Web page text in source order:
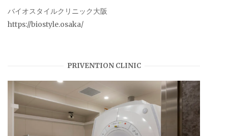
バイオスタイルクリニック大阪
https://biostyle.osaka/
PRIVENTION CLINIC